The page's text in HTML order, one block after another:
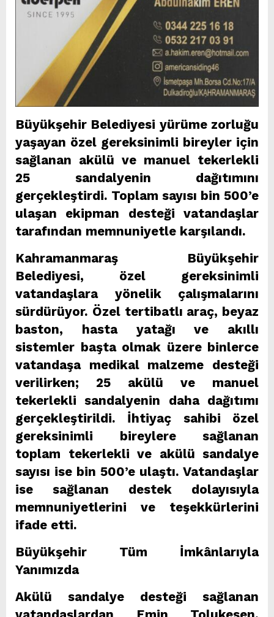
Büyükşehir Belediyesi yürüme zorluğu
yaşayan özel gereksinimli bireyler için
sağlanan akülü ve manuel tekerlekli
25 sandalyenin dağıtımını
gerçekleştirdi. Toplam sayısı bin 500’e
ulaşan ekipman desteği vatandaşlar
tarafından memnuniyetle karşılandı.
Kahramanmaraş Büyükşehir
Belediyesi, özel gereksinimli
vatandaşlara yönelik çalışmalarını
sürdürüyor. Özel tertibatlı araç, beyaz
baston, hasta yatağı ve akıllı
sistemler başta olmak üzere binlerce
vatandaşa medikal malzeme desteği
verilirken; 25 akülü ve manuel
tekerlekli sandalyenin daha dağıtımı
gerçekleştirildi. İhtiyaç sahibi özel
gereksinimli bireylere sağlanan
toplam tekerlekli ve akülü sandalye
sayısı ise bin 500’e ulaştı. Vatandaşlar
ise sağlanan destek dolayısıyla
memnuniyetlerini ve teşekkürlerini
ifade etti.
Büyükşehir Tüm İmkânlarıyla
Yanımızda
Akülü sandalye desteği sağlanan